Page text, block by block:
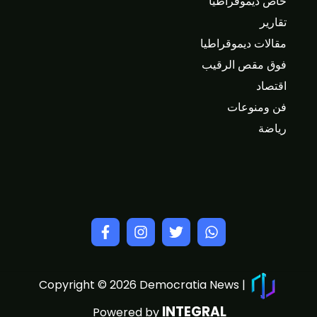
تقارير
مقالات ديموقراطيا
فوق مقص الرقيب
اقتصاد
فن ومنوعات
رياضة
Powered by INTEGRAL